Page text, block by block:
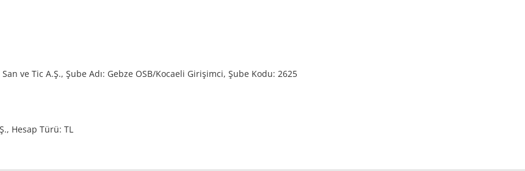
ve Tic A.Ş., Şube Adı: Gebze OSB/Kocaeli Girişimci, Şube Kodu: 2625
Hesap Türü: TL